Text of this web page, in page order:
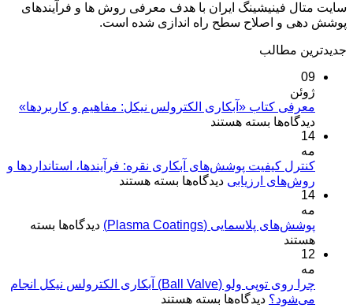
سایت متال فینیشینگ ایران با هدف معرفی روش ها و فرآیندهای
پوشش دهی و اصلاح سطح راه اندازی شده است.
جدیدترین مطالب
09
ژوئن
معرفی کتاب «آبکاری الکترولس نیکل: مفاهیم و کاربردها»
دیدگاه‌ها برای
«آبکاری
الکترولس
و
بسته هستند
14
مه
کنترل کیفیت پوشش‌های آبکاری نقره: فرآیندها، استانداردها و
روش‌های ارزیابی دیدگاه‌ها برای
پوشش‌های
استانداردها
و
بسته هستند
14
مه
پوشش‌های پلاسمایی (Plasma Coatings)
دیدگاه‌ها برای
Coatings)
بسته
هستند
12
مه
چرا روی توپی‌ ولو (Ball Valve) آبکاری الکترولس نیکل انجام
می‌شود؟ دیدگاه‌ها برای
بسته هستند